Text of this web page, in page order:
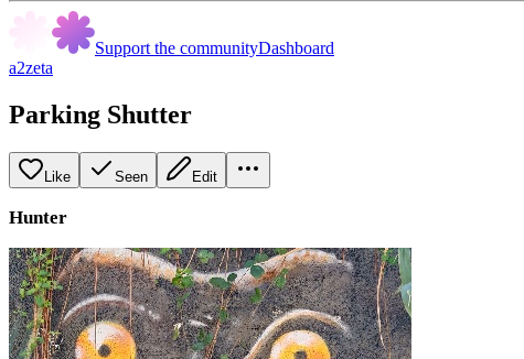
Support the communityDashboard
a2zeta
Parking Shutter
Like Seen Edit
Hunter